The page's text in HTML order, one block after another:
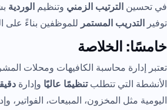
في تحسين الترتيب الزمني وتنظيم الوردية
توفير التدريب المستمر للموظفين بناءً على
خامسًا: الخلاصة
تعتبر إدارة محاسبة الكافيهات ومحلات
الأنشطة التي تتطلبتنظيمًا عاليًا وإدارة
اليومية مثل المخزون، المبيعات، الفواتير،